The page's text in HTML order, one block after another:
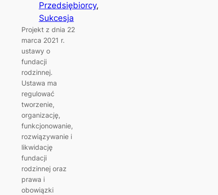
Przedsiębiorcy
Sukcesja
Projekt z dnia 22
marca 2021 r.
ustawy o
fundacji
rodzinnej.
Ustawa ma
regulować
tworzenie,
organizację,
funkcjonowanie,
rozwiązywanie i
likwidację
fundacji
rodzinnej oraz
prawa i
obowiązki